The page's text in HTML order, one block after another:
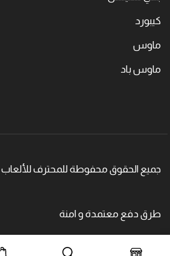
كيبورد
ماوس
ماوس باد
جميع الحقوق محفوطة للمحترف للألعاب
طرق دفع معتمدة و امنة